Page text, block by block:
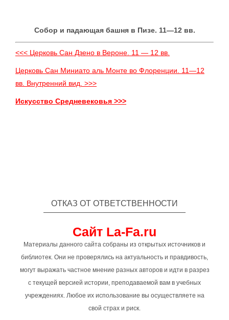
Собор и падающая башня в Пизе. 11—12 вв.
<<< Церковь Сан Дзено в Вероне. 11 — 12 вв.
Церковь Сан Миниато аль Монте во Флоренции. 11—12
вв. Внутренний вид. >>>
Искусство Средневековья >>>
ОТКАЗ ОТ ОТВЕТСТВЕННОСТИ
Сайт La-Fa.ru
Материалы данного сайта собраны из открытых источников и
библиотек. Они не проверялись на актуальность и правдивость,
могут выражать частное мнение разных авторов и идти в разрез
с текущей версией истории, преподаваемой вам в учебных
учреждениях. Любое их использование вы осуществляете на
свой страх и риск.